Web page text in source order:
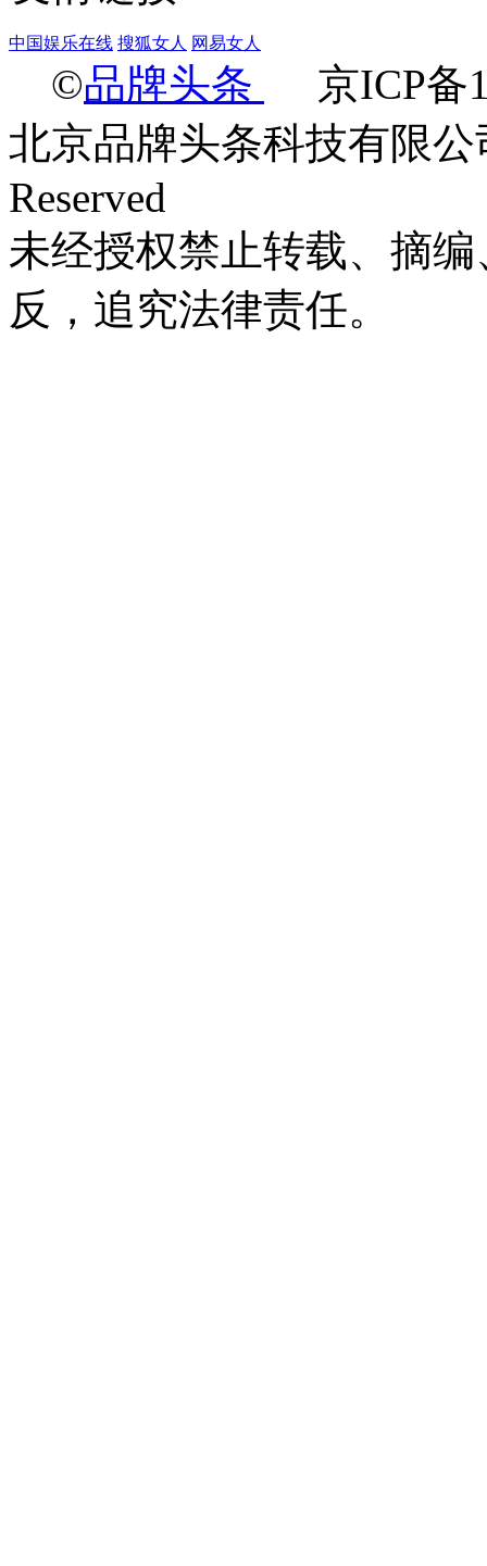
中国娱乐在线 搜狐女人 网易女人
©品牌头条
京ICP备
北京品牌头条科技有限公
Reserved
未经授权禁止转载、摘
反，追究法律责任。